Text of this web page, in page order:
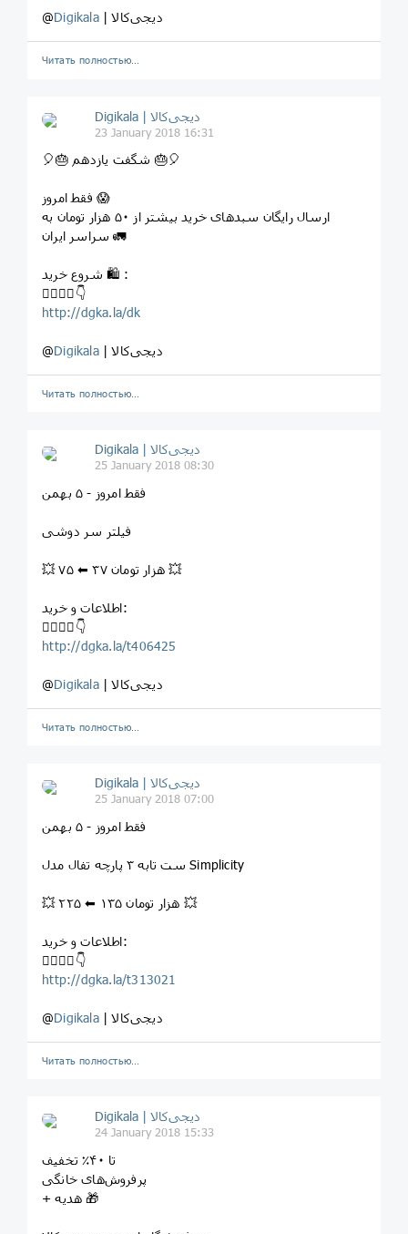
@Digikala | دیجی‌کالا
Читать полностью…
Digikala | دیجی‌کالا
23 January 2018 16:31
⁣⁣🎈⁣🎂 شگفت یازدهم ⁣🎂🎈
فقط امروز 😱
ارسال رایگان سبدهای خرید بیشتر از ۵۰ هزار تومان به
سراسر ایران 🚛
شروع خرید ⁣🛍️ :
⁣👇🏻👇🏼👇
http://dgka.la/dk
@Digikala | دیجی‌کالا
Читать полностью…
Digikala | دیجی‌کالا
25 January 2018 08:30
⁣⁣فقط امروز - ۵ بهمن
⁣فیلتر سر دوشی
💥 ۷۵ ⬅ ۳۷ هزار تومان 💥
اطلاعات و خرید:
⁣👇🏻👇🏼👇
http://dgka.la/t406425
@Digikala | دیجی‌کالا
Читать полностью…
Digikala | دیجی‌کالا
25 January 2018 07:00
⁣⁣فقط امروز - ۵ بهمن
⁣ست تابه ۳ پارچه تفال مدل Simplicity
💥 ۲۲۵ ⬅ ۱۳۵ هزار تومان 💥
اطلاعات و خرید:
⁣👇🏻👇🏼👇
http://dgka.la/t313021
@Digikala | دیجی‌کالا
Читать полностью…
Digikala | دیجی‌کالا
24 January 2018 15:33
تا ۴۰٪ تخفیف
پرفروش‌های خانگی
+ هدیه 🎁